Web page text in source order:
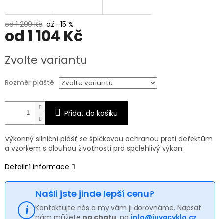
od 1 299 Kč až –15 %
od 1 104 Kč
cena:
Zvolte variantu
Rozměr pláště
Přidat do košíku
Výkonný silniční plášť se špičkovou ochranou proti defektům
a vzorkem s dlouhou životností pro spolehlivý výkon.
Detailní informace
Našli jste jinde lepší cenu?
Kontaktujte nás a my vám ji dorovnáme. Napsat
nám můžete na chatu, na info@juvacyklo.cz